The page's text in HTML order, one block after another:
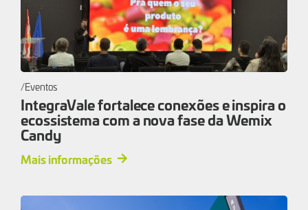
Eventos
IntegraVale fortalece conexões e inspira o
ecossistema com a nova fase da Wemix
Candy
Mais informações